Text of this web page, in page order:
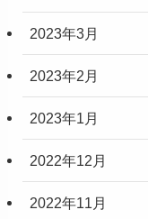
2023年3月
2023年2月
2023年1月
2022年12月
2022年11月